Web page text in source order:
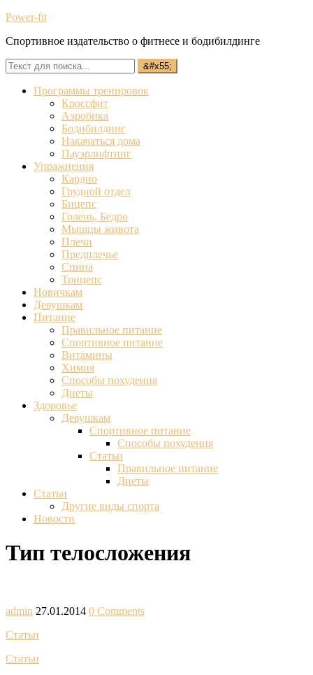
Power-fit
Спортивное издательство о фитнесе и бодибилдинге
Программы тренировок
Кроссфит
Аэробика
Бодибилдинг
Накачаться дома
Пауэрлифтинг
Упражнения
Кардио
Грудной отдел
Бицепс
Голень, Бедро
Мышцы живота
Плечи
Предплечье
Спина
Трицепс
Новичкам
Девушкам
Питание
Правильное питание
Спортивное питание
Витамины
Химия
Способы похудения
Диеты
Здоровье
Девушкам
Спортивное питание
Способы похудения
Статьи
Правильное питание
Диеты
Статьи
Другие виды спорта
Новости
Тип телосложения
admin 27.01.2014 0 Comments
Статьи
Статьи